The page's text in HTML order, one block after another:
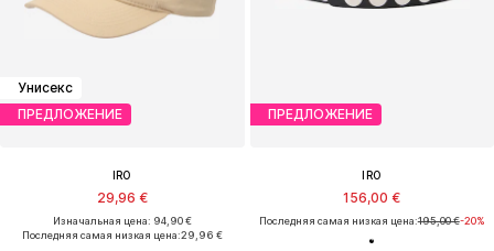
Унисекс
ПРЕДЛОЖЕНИЕ
IRO
29,96 €
Изначальная цена: 94,90 €
Последняя самая низкая цена:29,96 €
ПРЕДЛОЖЕНИЕ
IRO
156,00 €
Последняя самая низкая цена:195,00 €-20%